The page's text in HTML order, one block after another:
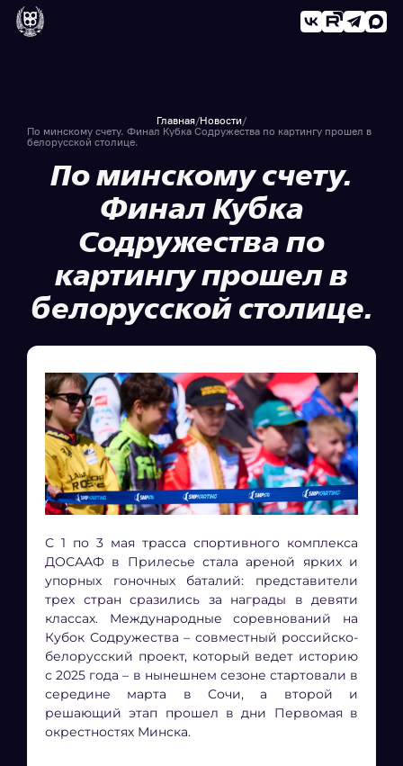
Главная/Новости/
По минскому счету. Финал Кубка Содружества по картингу прошел в
белорусской столице.
По минскому счету.
Финал Кубка
Содружества по
картингу прошел в
белорусской столице.
С 1 по 3 мая трасса спортивного комплекса
ДОСААФ в Прилесье стала ареной ярких и
упорных гоночных баталий: представители
трех стран сразились за награды в девяти
классах. Международные соревнований на
Кубок Содружества – совместный российско-
белорусский проект, который ведет историю
с 2025 года – в нынешнем сезоне стартовали в
середине марта в Сочи, а второй и
решающий этап прошел в дни Первомая в
окрестностях Минска.